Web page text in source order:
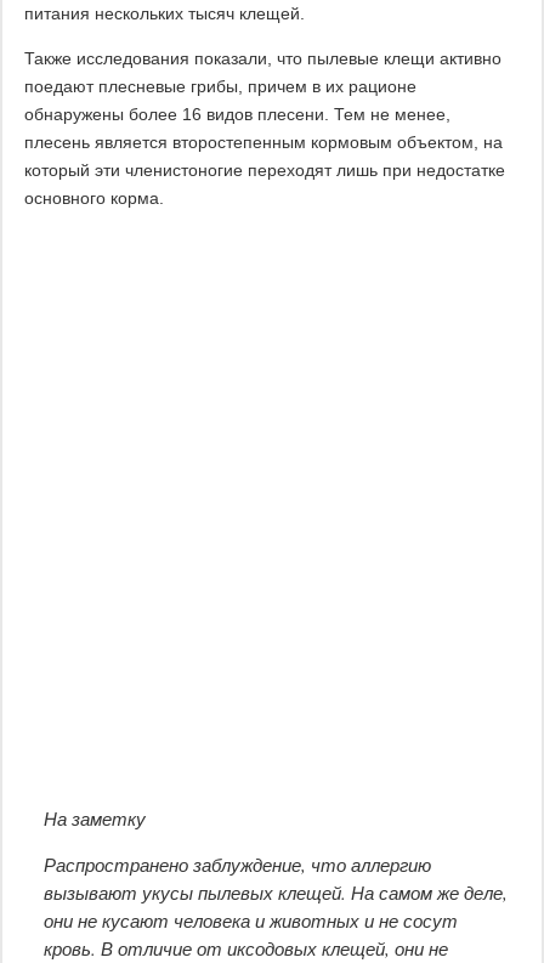
питания нескольких тысяч клещей.
Также исследования показали, что пылевые клещи активно
поедают плесневые грибы, причем в их рационе
обнаружены более 16 видов плесени. Тем не менее,
плесень является второстепенным кормовым объектом, на
который эти членистоногие переходят лишь при недостатке
основного корма.
На заметку
Распространено заблуждение, что аллергию
вызывают укусы пылевых клещей. На самом же деле,
они не кусают человека и животных и не сосут
кровь. В отличие от иксодовых клещей, они не